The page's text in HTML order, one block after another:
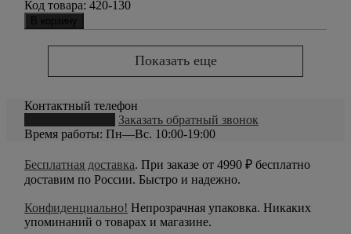
Код товара: 420-130
В корзину
Показать еще
Контактный телефон
Заказать обратный звонок
Время работы: Пн—Вс. 10:00-19:00
Бесплатная доставка. При заказе от 4990 ₽ бесплатно
доставим по России. Быстро и надежно.
Конфиденциально! Непрозрачная упаковка. Никаких
упоминаний о товарах и магазине.